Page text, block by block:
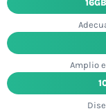
16GB
Amplio